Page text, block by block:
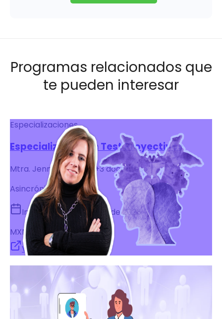
Programas relacionados que
te pueden interesar